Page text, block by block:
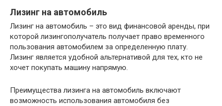
Лизинг на автомобиль
Лизинг на автомобиль – это вид финансовой аренды, при
которой лизингополучатель получает право временного
пользования автомобилем за определенную плату.
Лизинг является удобной альтернативой для тех, кто не
хочет покупать машину напрямую.
Преимущества лизинга на автомобиль включают
возможность использования автомобиля без